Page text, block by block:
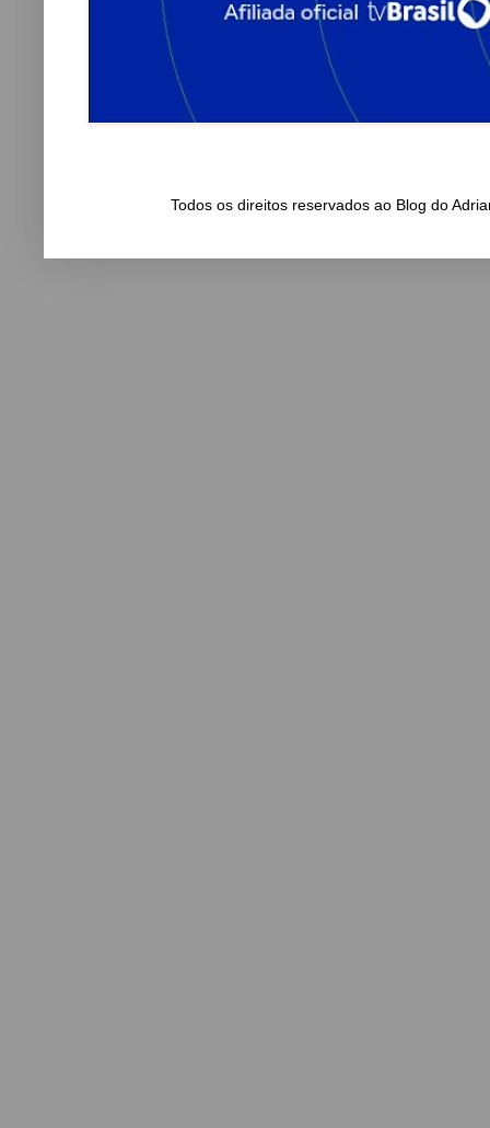
Todos os direitos reservados ao Blog do